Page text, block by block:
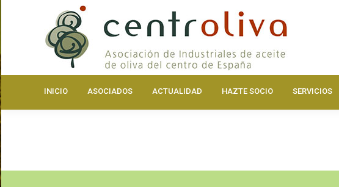
INICIO ASOCIADOS ACTUALIDAD HAZTE SOCIO SERVICIOS
ASOCIADOS